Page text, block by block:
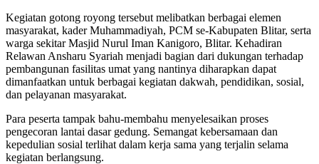
Kegiatan gotong royong tersebut melibatkan berbagai elemen
masyarakat, kader Muhammadiyah, PCM se-Kabupaten Blitar, serta
warga sekitar Masjid Nurul Iman Kanigoro, Blitar. Kehadiran
Relawan Ansharu Syariah menjadi bagian dari dukungan terhadap
pembangunan fasilitas umat yang nantinya diharapkan dapat
dimanfaatkan untuk berbagai kegiatan dakwah, pendidikan, sosial,
dan pelayanan masyarakat.
Para peserta tampak bahu-membahu menyelesaikan proses
pengecoran lantai dasar gedung. Semangat kebersamaan dan
kepedulian sosial terlihat dalam kerja sama yang terjalin selama
kegiatan berlangsung.